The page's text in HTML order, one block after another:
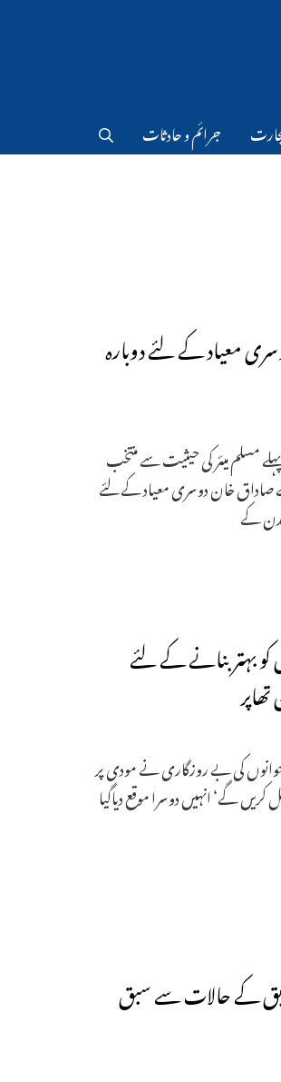
جرائم و حادثات
معیاد کے لئے دوبارہ
پہلے مسلم میئر کی حیثیت سے منتخب
صاداق خان دوسری معیاد کے لئے
کے
بہتر بنانے کے لئے
کی بے روزگاری نے مودی پر
گے‘ انہیں دوسرا موقع دیاگیا
کے حالات سے سبق